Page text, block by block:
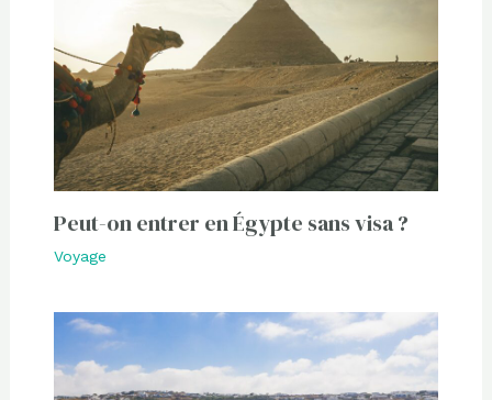
Peut-on entrer en Égypte sans visa ?
Voyage